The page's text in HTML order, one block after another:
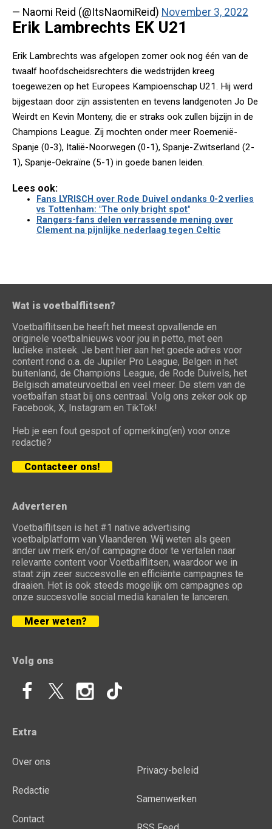
— Naomi Reid (@ItsNaomiReid) November 3, 2022
Erik Lambrechts EK U21
Erik Lambrechts was afgelopen zomer ook nog één van de
twaalf hoofdscheidsrechters die wedstrijden kreeg
toegewezen op het Europees Kampioenschap U21. Hij werd
bijgestaan door zijn assistenten en tevens landgenoten Jo De
Weirdt en Kevin Monteny, die er straks ook zullen bijzijn in de
Champions League. Zij mochten onder meer Roemenië-
Spanje (0-3), Italië-Noorwegen (0-1), Spanje-Zwitserland (2-
1), Spanje-Oekraïne (5-1) in goede banen leiden.
Lees ook:
Fans LYRISCH over Rode Duivel ondanks 0-2 verlies
vs Tottenham: "The only bright spot"
Rangers-fans delen verrassende mening over
Clement na pijnlijke nederlaag tegen Celtic
Wat is voetbalflitsen?
Voetbalflitsen.be heeft het meest opvallende en
originele voetbalnieuws voor jou in petto, met een
ludieke insteek. Je bent hier aan het goede adres voor
content rond o.a. de Jupiler Pro League, Belgen in het
buitenland, de Champions League, de Rode Duivels, het
Belgisch amateurvoetbal en veel meer. De stem van de
voetbalfan staat bij ons centraal. Volg ons zeker ook op
Facebook, X, Instagram en TikTok!
Heb je een fout gespot of opmerking(en) voor onze
redactie?
Contacteer ons!
Adverteren
Voetbalflitsen is het #1 native advertising
voetbalplatform van Vlaanderen. Wij weten als geen
ander uw merk en/of campagne door te vertalen naar
relevante content voor Voetbalflitsen, waardoor we in
staat zijn zeer succesvolle en efficiënte campagnes te
draaien. Het is ook steeds mogelijk om campagnes op
onze succesvolle social media kanalen te lanceren.
Meer weten?
Volg ons
Extra
Over ons
Redactie
Contact
Privacy-beleid
Samenwerken